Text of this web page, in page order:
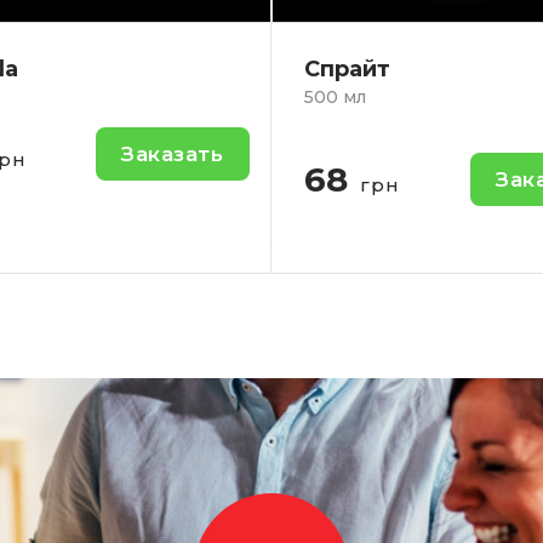
Заказать
+
Сок Яблочный
1л.
Кол-во: -